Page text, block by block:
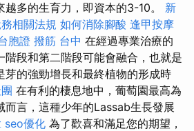
越多的生育力，即資本的3-10。 新
相關法規 如何消除腳酸 逢甲按摩
胞證 撥筋 台中 在經過專業治療的
階段和第二階段可能會融合，也就是
芽的強勁增長和最終植物的形成時
在有利的棲息地中，葡萄園最高為
言，這種少年的Lassab生長發展
seo優化 為了歡喜和滿足您的期望，